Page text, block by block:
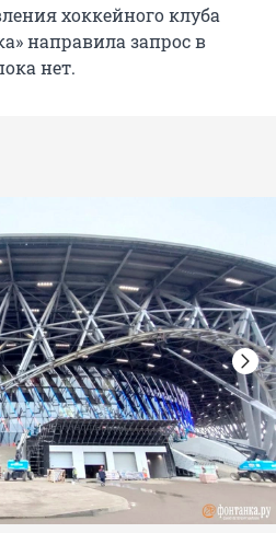
хоккейного клуба
направила запрос в
нет.